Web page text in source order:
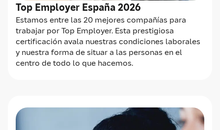
Top Employer España 2026
Estamos entre las 20 mejores compañías para
trabajar por Top Employer. Esta prestigiosa
certificación avala nuestras condiciones laborales
y nuestra forma de situar a las personas en el
centro de todo lo que hacemos.